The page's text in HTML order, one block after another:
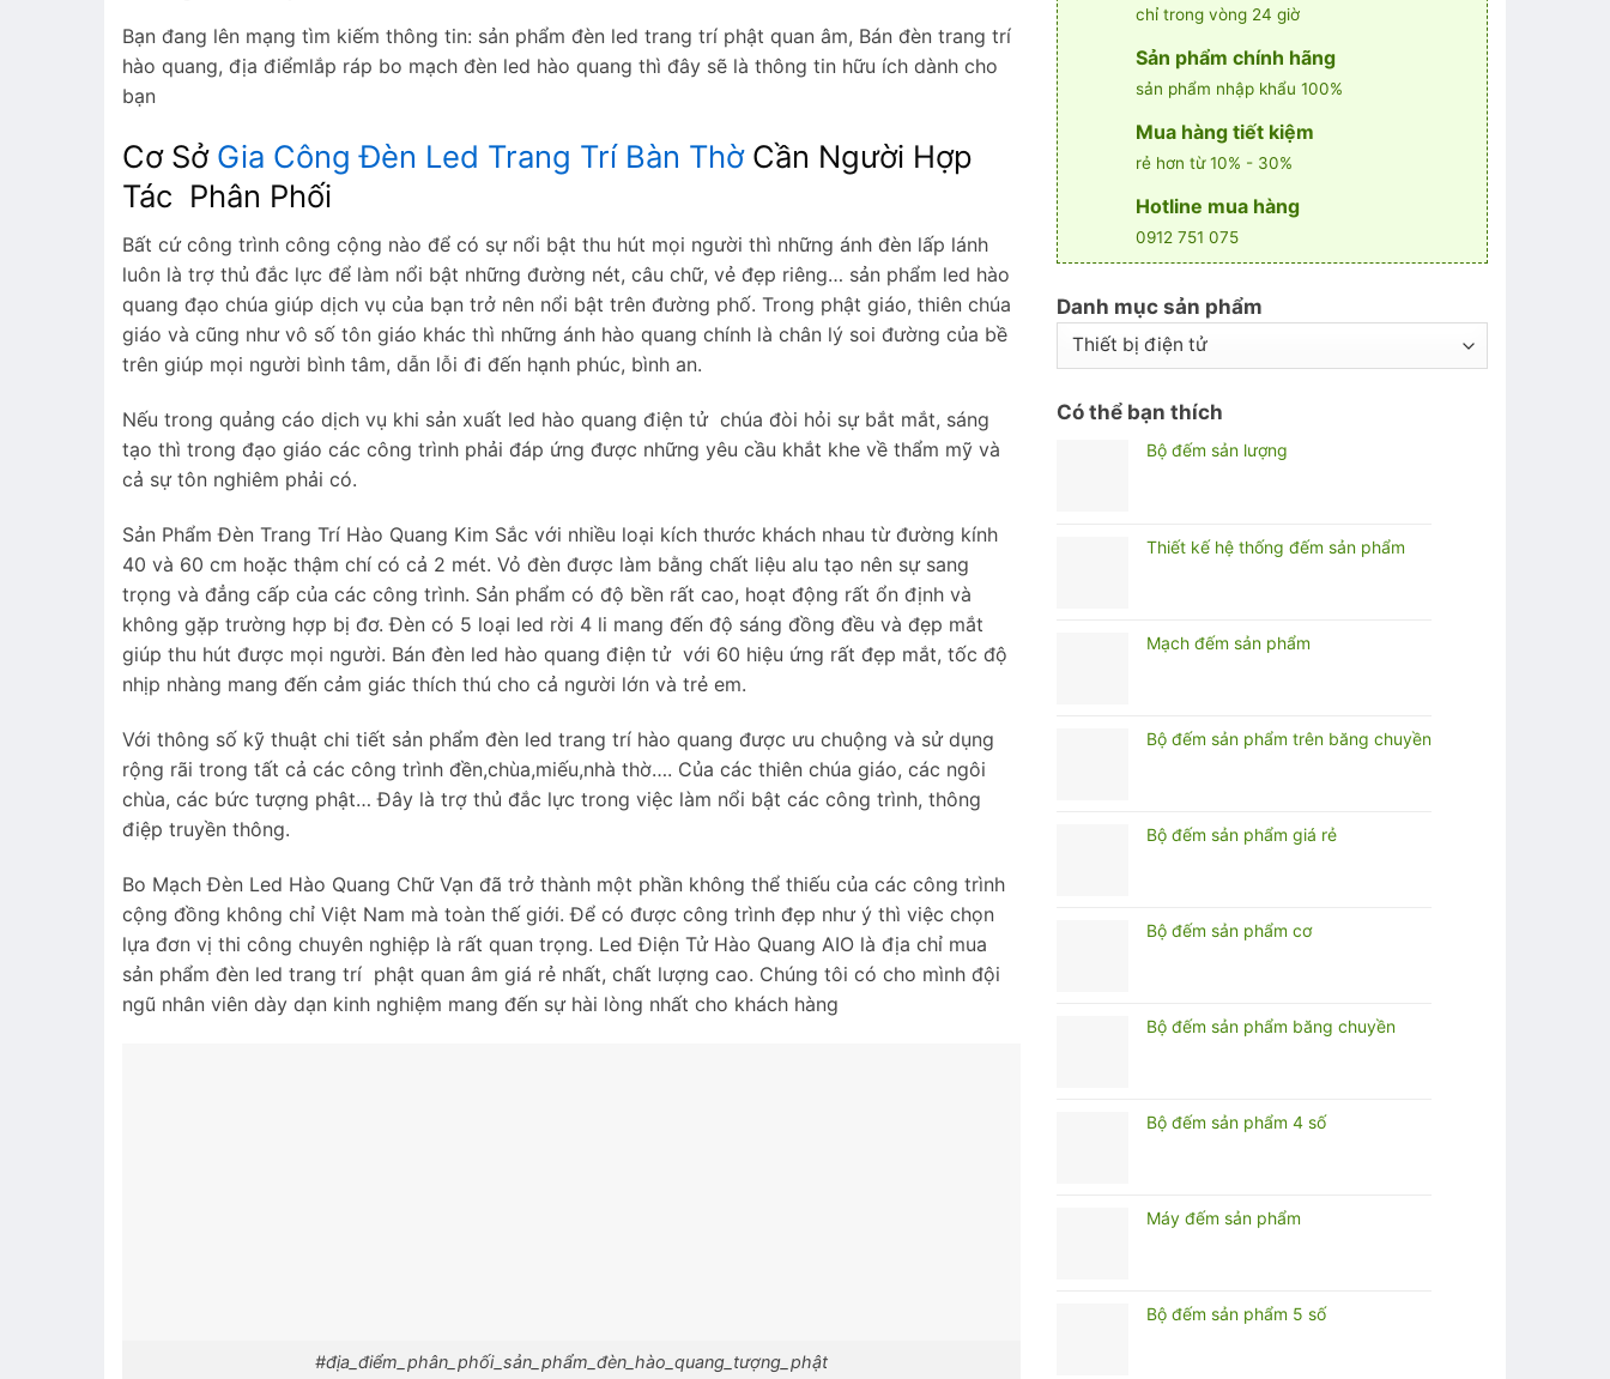
Bạn đang lên mạng tìm kiếm thông tin: sản phẩm đèn led trang trí phật quan âm, Bán đèn trang trí
hào quang, địa điểmlắp ráp bo mạch đèn led hào quang thì đây sẽ là thông tin hữu ích dành cho
bạn
Cơ Sở Gia Công Đèn Led Trang Trí Bàn ThờCần Người Hợp
Tác Phân Phối
Bất cứ công trình công cộng nào để có sự nổi bật thu hút mọi người thì những ánh đèn lấp lánh
luôn là trợ thủ đắc lực để làm nổi bật những đường nét, câu chữ, vẻ đẹp riêng… sản phẩm led hào
quang đạo chúa giúp dịch vụ của bạn trở nên nổi bật trên đường phố. Trong phật giáo, thiên chúa
giáo và cũng như vô số tôn giáo khác thì những ánh hào quang chính là chân lý soi đường của bề
trên giúp mọi người bình tâm, dẫn lỗi đi đến hạnh phúc, bình an.
Nếu trong quảng cáo dịch vụ khi sản xuất led hào quang điện tử chúa đòi hỏi sự bắt mắt, sáng
tạo thì trong đạo giáo các công trình phải đáp ứng được những yêu cầu khắt khe về thẩm mỹ và
cả sự tôn nghiêm phải có.
Sản Phẩm Đèn Trang Trí Hào Quang Kim Sắc với nhiều loại kích thước khách nhau từ đường kính
40 và 60 cm hoặc thậm chí có cả 2 mét. Vỏ đèn được làm bằng chất liệu alu tạo nên sự sang
trọng và đẳng cấp của các công trình. Sản phẩm có độ bền rất cao, hoạt động rất ổn định và
không gặp trường hợp bị đơ. Đèn có 5 loại led rời 4 li mang đến độ sáng đồng đều và đẹp mắt
giúp thu hút được mọi người. Bán đèn led hào quang điện tử với 60 hiệu ứng rất đẹp mắt, tốc độ
nhịp nhàng mang đến cảm giác thích thú cho cả người lớn và trẻ em.
Với thông số kỹ thuật chi tiết sản phẩm đèn led trang trí hào quang được ưu chuộng và sử dụng
rộng rãi trong tất cả các công trình đền,chùa,miếu,nhà thờ…. Của các thiên chúa giáo, các ngôi
chùa, các bức tượng phật… Đây là trợ thủ đắc lực trong việc làm nổi bật các công trình, thông
điệp truyền thông.
Bo Mạch Đèn Led Hào Quang Chữ Vạn đã trở thành một phần không thể thiếu của các công trình
cộng đồng không chỉ Việt Nam mà toàn thế giới. Để có được công trình đẹp như ý thì việc chọn
lựa đơn vị thi công chuyên nghiệp là rất quan trọng. Led Điện Tử Hào Quang AIO là địa chỉ mua
sản phẩm đèn led trang trí phật quan âm giá rẻ nhất, chất lượng cao. Chúng tôi có cho mình đội
ngũ nhân viên dày dạn kinh nghiệm mang đến sự hài lòng nhất cho khách hàng
#địa_điểm_phân_phối_sản_phẩm_đèn_hào_quang_tượng_phật
chỉ trong vòng 24 giờ
Sản phẩm chính hãng
sản phẩm nhập khẩu 100%
Mua hàng tiết kiệm
rẻ hơn từ 10% - 30%
Hotline mua hàng
0912 751 075
Danh mục sản phẩm
Có thể bạn thích
Bộ đếm sản lượng
Thiết kế hệ thống đếm sản phẩm
Mạch đếm sản phẩm
Bộ đếm sản phẩm trên băng chuyền
Bộ đếm sản phẩm giá rẻ
Bộ đếm sản phẩm cơ
Bộ đếm sản phẩm băng chuyền
Bộ đếm sản phẩm 4 số
Máy đếm sản phẩm
Bộ đếm sản phẩm 5 số